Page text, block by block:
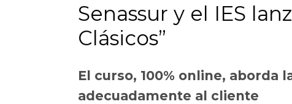
Senassur y el IES
Clásicos”
El curso, 100% online, aborda
adecuadamente al cliente